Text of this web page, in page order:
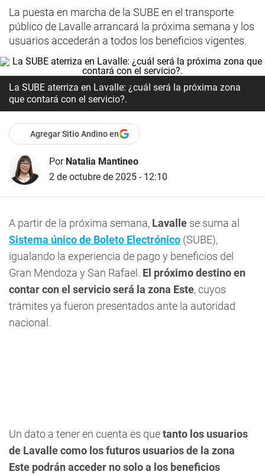
La puesta en marcha de la SUBE en el transporte
público de Lavalle arrancará la próxima semana y los
usuarios accederán a todos los beneficios vigentes.
La SUBE aterriza en Lavalle: ¿cuál será la próxima zona
que contará con el servicio?.
Agregar Sitio Andino en
Por Natalia Mantineo
2 de octubre de 2025 - 12:10
A partir de la próxima semana, Lavalle se suma al
Sistema único de Boleto Electrónico (SUBE),
igualando la experiencia de pago y beneficios del
Gran Mendoza y San Rafael. El próximo destino en
contar con el servicio será la zona Este, cuyos
trámites ya fueron presentados ante la autoridad
nacional.
Un dato a tener en cuenta es quetanto los usuarios
de Lavalle como los futuros usuarios de la zona
Este podrán acceder no solo a los beneficios